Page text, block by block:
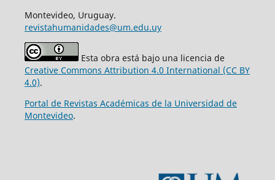
Montevideo, Uruguay.
revistahumanidades@um.edu.uy
Esta obra está bajo una licencia de
Creative Commons Attribution 4.0 International (CC BY
4.0).
Portal de Revistas Académicas de la Universidad de
Montevideo.